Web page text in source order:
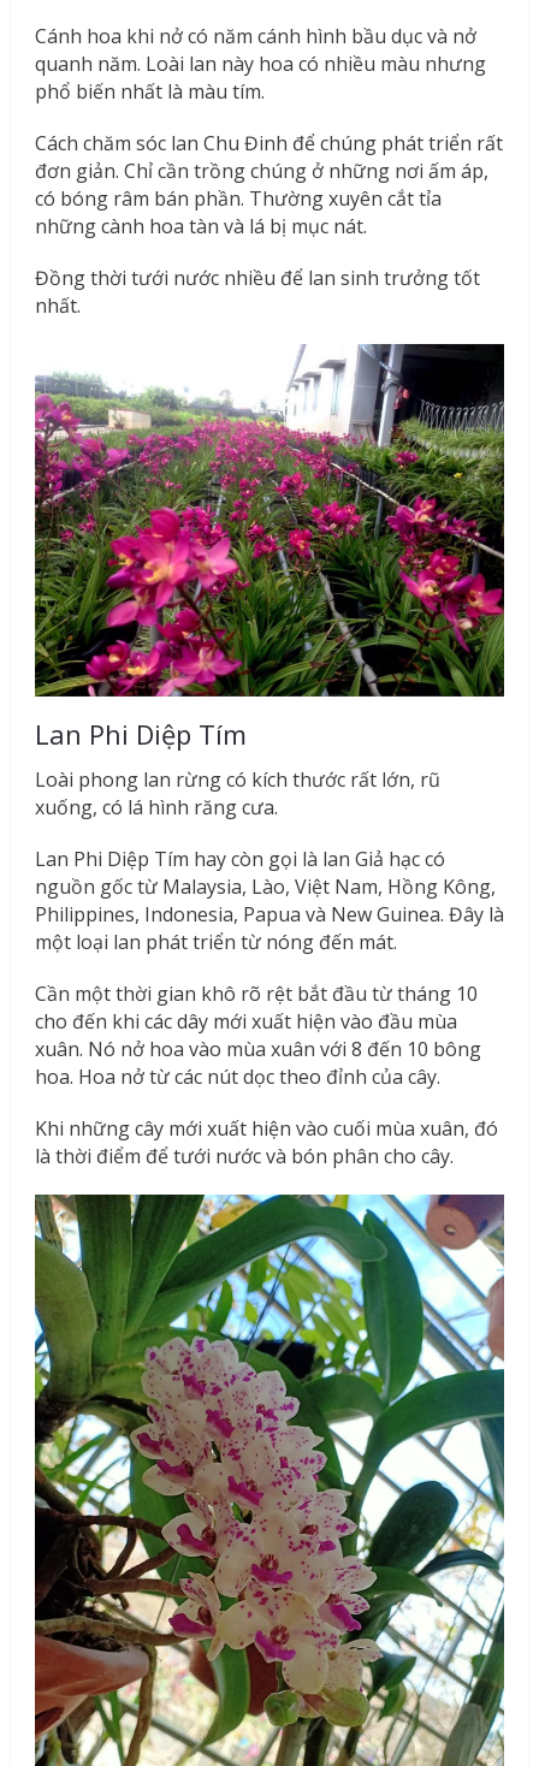
Cánh hoa khi nở có năm cánh hình bầu dục và nở
quanh năm. Loài lan này hoa có nhiều màu nhưng
phổ biến nhất là màu tím.
Cách chăm sóc lan Chu Đinh để chúng phát triển rất
đơn giản. Chỉ cần trồng chúng ở những nơi ấm áp,
có bóng râm bán phần. Thường xuyên cắt tỉa
những cành hoa tàn và lá bị mục nát.
Đồng thời tưới nước nhiều để lan sinh trưởng tốt
nhất.
Lan Phi Diệp Tím
Loài phong lan rừng có kích thước rất lớn, rũ
xuống, có lá hình răng cưa.
Lan Phi Diệp Tím hay còn gọi là lan Giả hạc có
nguồn gốc từ Malaysia, Lào, Việt Nam, Hồng Kông,
Philippines, Indonesia, Papua và New Guinea. Đây là
một loại lan phát triển từ nóng đến mát.
Cần một thời gian khô rõ rệt bắt đầu từ tháng 10
cho đến khi các dây mới xuất hiện vào đầu mùa
xuân. Nó nở hoa vào mùa xuân với 8 đến 10 bông
hoa. Hoa nở từ các nút dọc theo đỉnh của cây.
Khi những cây mới xuất hiện vào cuối mùa xuân, đó
là thời điểm để tưới nước và bón phân cho cây.